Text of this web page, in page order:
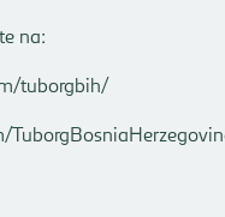
na:
tuborgbih/